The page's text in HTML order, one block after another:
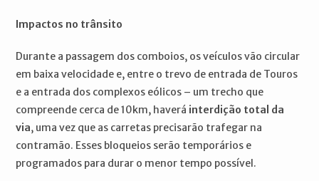
Impactos no trânsito
Durante a passagem dos comboios, os veículos vão circular
em baixa velocidade e, entre o trevo de entrada de Touros
e a entrada dos complexos eólicos – um trecho que
compreende cerca de 10km, haverá interdição total da
via, uma vez que as carretas precisarão trafegar na
contramão. Esses bloqueios serão temporários e
programados para durar o menor tempo possível.